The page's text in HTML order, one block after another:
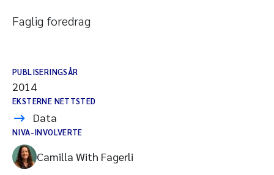
Faglig foredrag
PUBLISERINGSÅR
2014
EKSTERNE NETTSTED
Data
NIVA-INVOLVERTE
Camilla With Fagerli